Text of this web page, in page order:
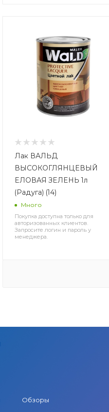
Лак ВАЛЬД
ВЫСОКОГЛЯНЦЕВЫЙ
ЕЛОВАЯ ЗЕЛЕНЬ 1л
(Радуга) (14)
Много
Покупка доступна только для
авторизованных клиентов.
Запросите логин и пароль у
менеджера.
Обзоры